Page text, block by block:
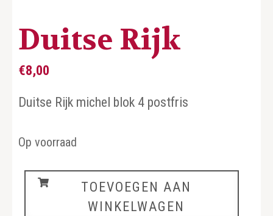
Duitse Rijk
€8,00
Duitse Rijk michel blok 4 postfris
Op voorraad
Duitse
TOEVOEGEN AAN
WINKELWAGEN